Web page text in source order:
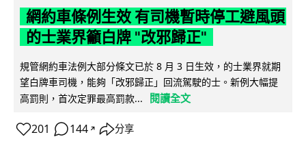
網約車條例生效 有司機暫時停工避風頭
的士業界籲白牌 "改邪歸正"
規管網約車法例大部分條文已於 8 月 3 日生效，的士業界就期
望白牌車司機，能夠「改邪歸正」回流駕駛的士。新例大幅提
高罰則，首次定罪最高罰款...
閱讀全文
201 144 ↗ 分享